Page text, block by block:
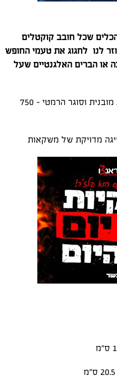
שכל חובב קוקטלים
לנו לחגוג את טעמי החופש
או הברים האלגנטיים שעל
שייקר נירוסטה הכולל מסננת מובנית וסוגר הרמטי - 750
מדויקת של משקאות